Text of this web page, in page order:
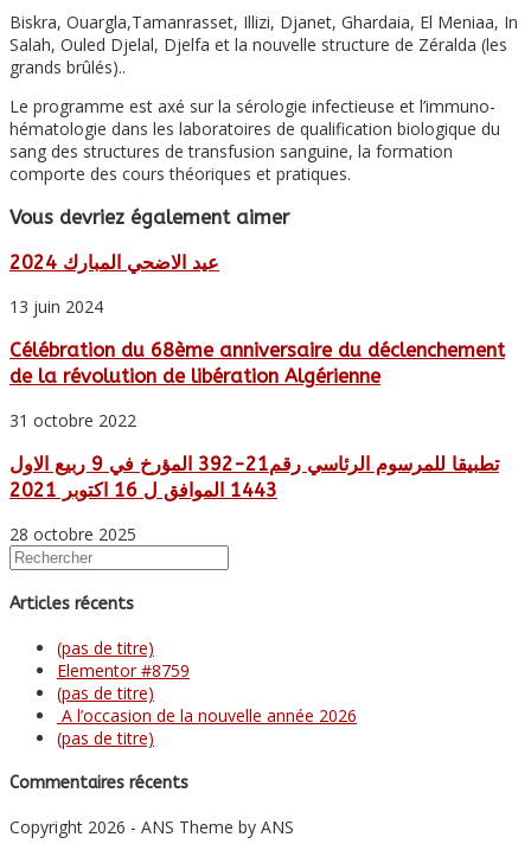
Biskra, Ouargla,Tamanrasset, Illizi, Djanet, Ghardaia, El Meniaa, In
Salah, Ouled Djelal, Djelfa et la nouvelle structure de Zéralda (les
grands brûlés)..
Le programme est axé sur la sérologie infectieuse et l’immuno-
hématologie dans les laboratoires de qualification biologique du
sang des structures de transfusion sanguine, la formation
comporte des cours théoriques et pratiques.
Vous devriez également aimer
عيد الاضحي المبارك 2024
13 juin 2024
Célébration du 68ème anniversaire du déclenchement
de la révolution de libération Algérienne
31 octobre 2022
تطبيقا للمرسوم الرئاسي رقم21-392 المؤرخ في 9 ربيع الاول
1443 الموافق ل 16 اكتوبر 2021
28 octobre 2025
Articles récents
(pas de titre)
Elementor #8759
(pas de titre)
A l’occasion de la nouvelle année 2026
(pas de titre)
Commentaires récents
Copyright 2026 - ANS Theme by ANS